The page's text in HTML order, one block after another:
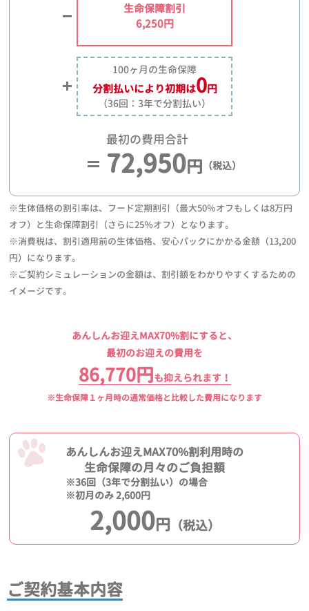
生命保障割引
6,250円
100ヶ月の生命保障
分割払いにより初期は0円
（36回：3年で分割払い）
最初の費用合計
72,950円 （税込）
※生体価格の割引率は、フード定期割引（最大50％オフもしくは8万円
オフ）と生命保障割引（さらに25％オフ）となります。
※消費税は、割引適用前の生体価格、安心パックにかかる金額（13,200
円）になります。
※ご契約シミュレーションの金額は、割引額をわかりやすくするための
イメージです。
あんしんお迎えMAX70%割にすると、
最初のお迎えの費用を
86,770円も抑えられます！
※生命保障１ヶ月時の通常価格と比較した費用になります
あんしんお迎えMAX70%割利用時の
生命保障の月々のご負担額
※36回（3年で分割払い）の場合
※初月のみ 2,600円
2,000円 （税込）
ご契約基本内容